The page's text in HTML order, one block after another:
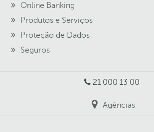
Online Banking
Produtos e Serviços
Proteção de Dados
Seguros
21 000 13 00
Agências